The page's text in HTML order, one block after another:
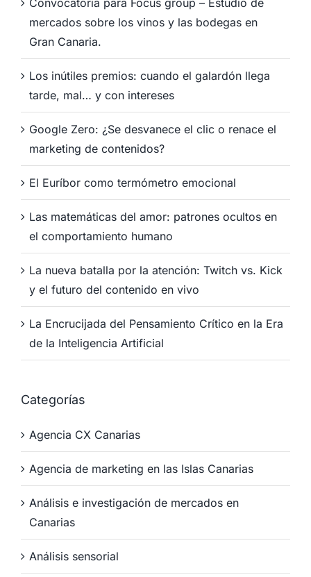
Convocatoria para Focus group – Estudio de
mercados sobre los vinos y las bodegas en
Gran Canaria.
Los inútiles premios: cuando el galardón llega
tarde, mal… y con intereses
Google Zero: ¿Se desvanece el clic o renace el
marketing de contenidos?
El Euríbor como termómetro emocional
Las matemáticas del amor: patrones ocultos en
el comportamiento humano
La nueva batalla por la atención: Twitch vs. Kick
y el futuro del contenido en vivo
La Encrucijada del Pensamiento Crítico en la Era
de la Inteligencia Artificial
Categorías
Agencia CX Canarias
Agencia de marketing en las Islas Canarias
Análisis e investigación de mercados en
Canarias
Análisis sensorial